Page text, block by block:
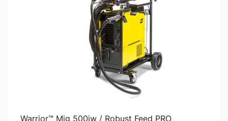
Warrior™ Mig 500iw / Robust Feed PRO